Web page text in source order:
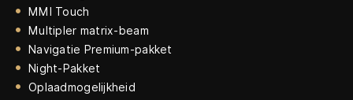
MMI Touch
Multipler matrix-beam
Navigatie Premium-pakket
Night-Pakket
Oplaadmogelijkheid